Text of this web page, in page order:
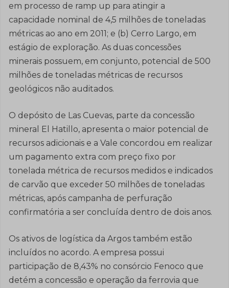
em processo de ramp up para atingir a
capacidade nominal de 4,5 milhões de toneladas
métricas ao ano em 2011; e (b) Cerro Largo, em
estágio de exploração. As duas concessões
minerais possuem, em conjunto, potencial de 500
milhões de toneladas métricas de recursos
geológicos não auditados.
O depósito de Las Cuevas, parte da concessão
mineral El Hatillo, apresenta o maior potencial de
recursos adicionais e a Vale concordou em realizar
um pagamento extra com preço fixo por
tonelada métrica de recursos medidos e indicados
de carvão que exceder 50 milhões de toneladas
métricas, após campanha de perfuração
confirmatória a ser concluída dentro de dois anos.
Os ativos de logística da Argos também estão
incluídos no acordo. A empresa possui
participação de 8,43% no consórcio Fenoco que
detém a concessão e operação da ferrovia que